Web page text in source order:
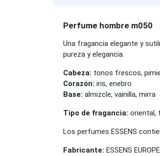
Perfume hombre m050
Una fragancia elegante y
pureza y elegancia.
Cabeza: tonos frescos,
Corazón: iris, enebro
Base: almizcle, vainilla, mirra
Tipo de fragancia: oriental,
Los perfumes ESSENS
Fabricante: ESSENS